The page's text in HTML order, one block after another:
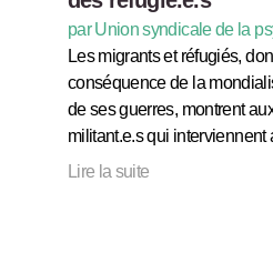
par Union syndicale de la
Les migrants et réfugiés,
conséquence de la
de ses guerres, montrent
militant.e.s qui
Lire la suite